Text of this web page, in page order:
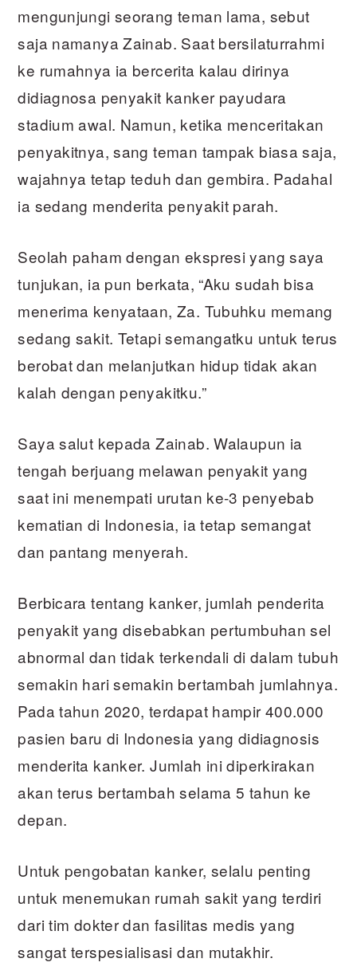
mengunjungi seorang teman lama, sebut
saja namanya Zainab. Saat bersilaturrahmi
ke rumahnya ia bercerita kalau dirinya
didiagnosa penyakit kanker payudara
stadium awal. Namun, ketika menceritakan
penyakitnya, sang teman tampak biasa saja,
wajahnya tetap teduh dan gembira. Padahal
ia sedang menderita penyakit parah.
Seolah paham dengan ekspresi yang saya
tunjukan, ia pun berkata, “Aku sudah bisa
menerima kenyataan, Za. Tubuhku memang
sedang sakit. Tetapi semangatku untuk terus
berobat dan melanjutkan hidup tidak akan
kalah dengan penyakitku.”
Saya salut kepada Zainab. Walaupun ia
tengah berjuang melawan penyakit yang
saat ini menempati urutan ke-3 penyebab
kematian di Indonesia, ia tetap semangat
dan pantang menyerah.
Berbicara tentang kanker, jumlah penderita
penyakit yang disebabkan pertumbuhan sel
abnormal dan tidak terkendali di dalam tubuh
semakin hari semakin bertambah jumlahnya.
Pada tahun 2020, terdapat hampir 400.000
pasien baru di Indonesia yang didiagnosis
menderita kanker. Jumlah ini diperkirakan
akan terus bertambah selama 5 tahun ke
depan.
Untuk pengobatan kanker, selalu penting
untuk menemukan rumah sakit yang terdiri
dari tim dokter dan fasilitas medis yang
sangat terspesialisasi dan mutakhir.